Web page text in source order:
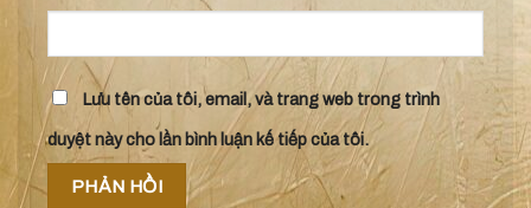
Lưu tên của tôi, email, và trang web trong trình
duyệt này cho lần bình luận kế tiếp của tôi.